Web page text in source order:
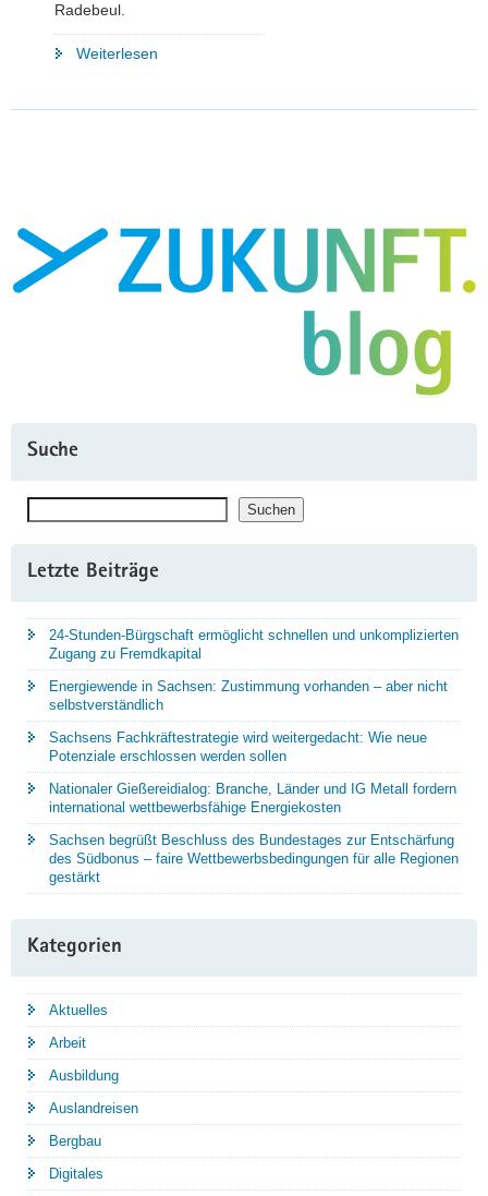
Radebeul.
Weiterlesen
zum
»Fachkräfteland
Suche
Suchen
Letzte Beiträge
24-Stunden-Bürgschaft ermöglicht schnellen und unkomplizierten
Zugang zu Fremdkapital
Energiewende in Sachsen: Zustimmung vorhanden – aber nicht
selbstverständlich
Sachsens Fachkräftestrategie wird weitergedacht: Wie neue
Potenziale erschlossen werden sollen
Nationaler Gießereidialog: Branche, Länder und IG Metall fordern
international wettbewerbsfähige Energiekosten
Sachsen begrüßt Beschluss des Bundestages zur Entschärfung
des Südbonus – faire Wettbewerbsbedingungen für alle Regionen
gestärkt
Kategorien
Aktuelles
Arbeit
Ausbildung
Auslandreisen
Bergbau
Digitales